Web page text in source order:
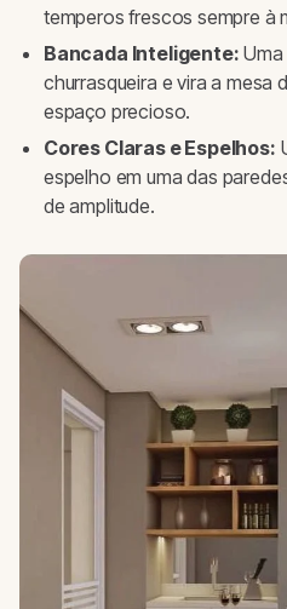
temperos frescos sempre à
Bancada Inteligente:
churrasqueira e vira a mesa
espaço precioso.
Cores Claras e Espelhos:
espelho em uma das
de amplitude.